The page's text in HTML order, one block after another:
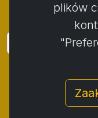
©
Zasady
Procedura
plików